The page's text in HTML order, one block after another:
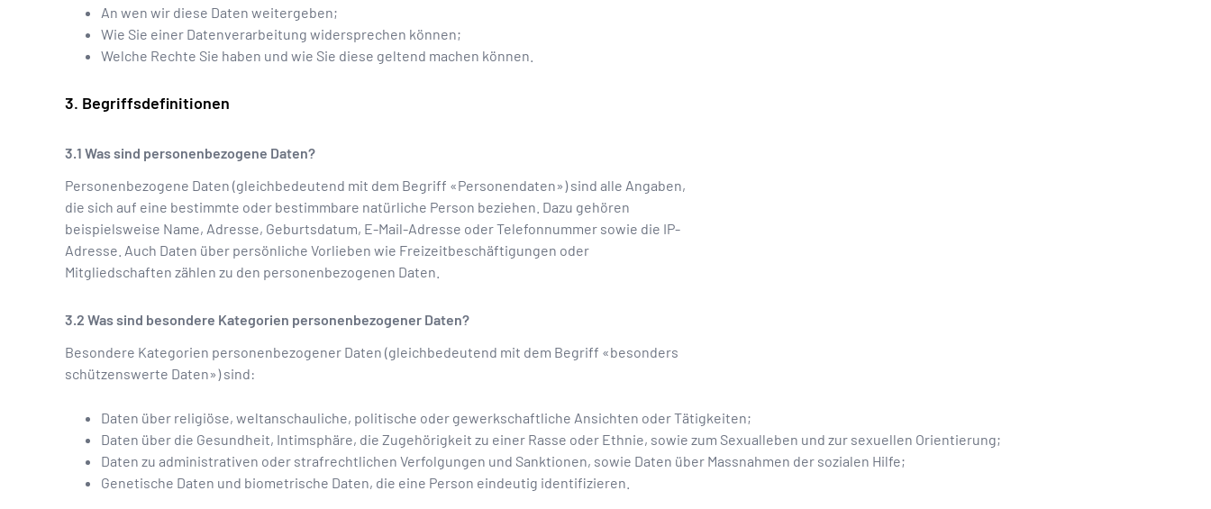
An wen wir diese Daten weitergeben;
Wie Sie einer Datenverarbeitung widersprechen können;
Welche Rechte Sie haben und wie Sie diese geltend machen können.
Begriffsdefinitionen
Was sind personenbezogene Daten?
Personenbezogene Daten (gleichbedeutend mit dem Begriff «Personendaten») sind alle Angaben,
die sich auf eine bestimmte oder bestimmbare natürliche Person beziehen. Dazu gehören
beispielsweise Name, Adresse, Geburtsdatum, E-Mail-Adresse oder Telefonnummer sowie die IP-
Adresse. Auch Daten über persönliche Vorlieben wie Freizeitbeschäftigungen oder
Mitgliedschaften zählen zu den personenbezogenen Daten.
Was sind besondere Kategorien personenbezogener Daten?
Besondere Kategorien personenbezogener Daten (gleichbedeutend mit dem Begriff «besonders
schützenswerte Daten») sind:
Daten über religiöse, weltanschauliche, politische oder gewerkschaftliche Ansichten oder Tätigkeiten;
Daten über die Gesundheit, Intimsphäre, die Zugehörigkeit zu einer Rasse oder Ethnie, sowie zum Sexualleben und zur sexuellen Orientierung;
Daten zu administrativen oder strafrechtlichen Verfolgungen und Sanktionen, sowie Daten über Massnahmen der sozialen Hilfe;
Genetische Daten und biometrische Daten, die eine Person eindeutig identifizieren.